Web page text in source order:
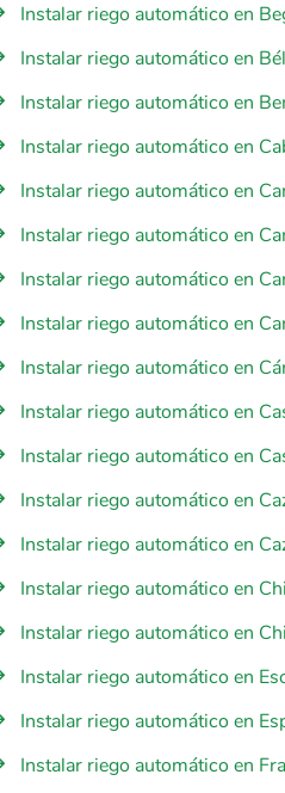
Instalar riego automático en
Instalar riego automático en
Instalar riego automático en
Instalar riego automático en
Instalar riego automático en
Instalar riego automático en
Instalar riego automático en
Instalar riego automático en
Instalar riego automático en
Instalar riego automático en
Instalar riego automático en
Instalar riego automático en
Instalar riego automático en
Instalar riego automático en
Instalar riego automático en
Instalar riego automático en
Instalar riego automático en
Instalar riego automático en